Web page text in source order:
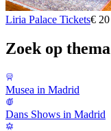
Liria Palace Tickets€ 20
Zoek op thema
Musea in Madrid
Dans Shows in Madrid